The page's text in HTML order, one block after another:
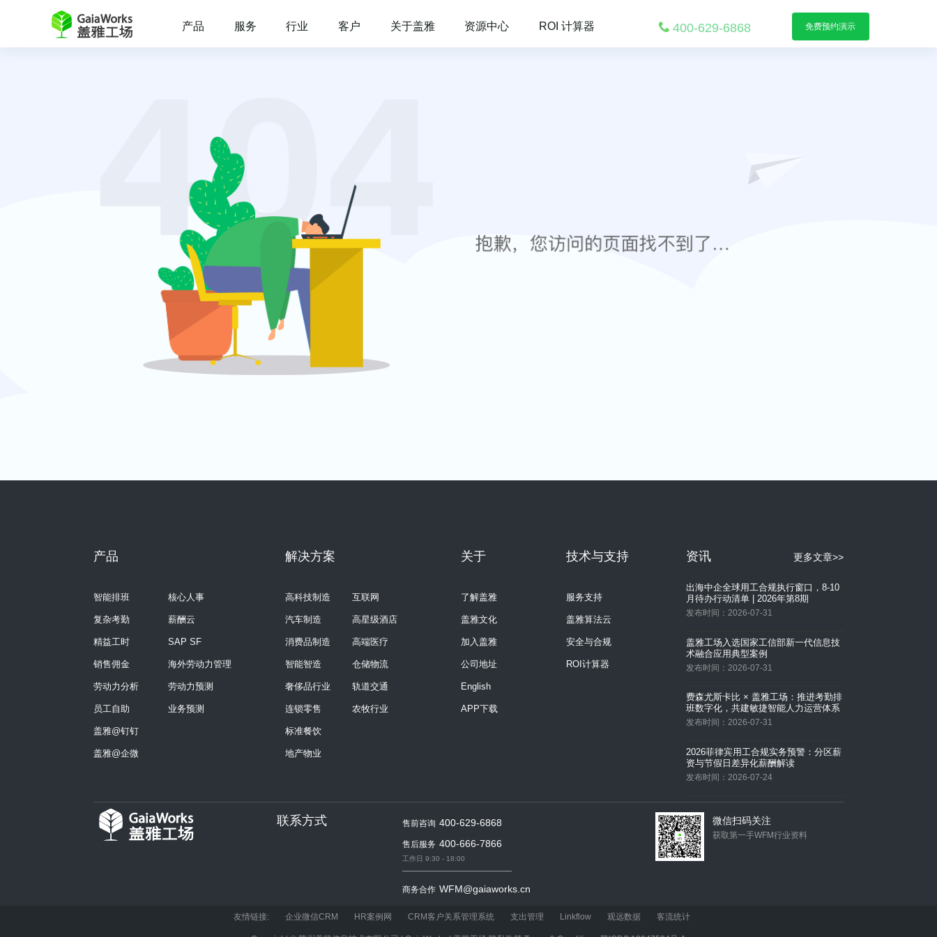
产品 服务 行业 客户 关于盖雅 资源中心 ROI 计算器 400-629-6868 免费预约演示
产品
智能排班
复杂考勤
精益工时
销售佣金
劳动力分析
员工自助
盖雅@钉钉
盖雅@企微
核心人事
薪酬云
SAP SF
海外劳动力管理
劳动力预测
业务预测
解决方案
高科技制造
汽车制造
消费品制造
智能智造
奢侈品行业
连锁零售
标准餐饮
地产物业
互联网
高星级酒店
高端医疗
仓储物流
轨道交通
农牧行业
关于
了解盖雅
盖雅文化
加入盖雅
公司地址
English
APP下载
技术与支持
服务支持
盖雅算法云
安全与合规
ROI计算器
资讯 更多文章>>
动识别用工类型并规避合规风险
发布时间：2026-07-14
发布时间：2026-07-31
出海中企全球用工合规执行窗口，8-10
月待办行动清单 | 2026年第8期
发布时间：2026-07-31
盖雅工场入选国家工信部新一代信息技
术融合应用典型案例
发布时间：2026-07-31
费森尤斯卡比 × 盖雅工场：推进考勤排
班数字化，共建敏捷智能人力运营体系
发布时间：2026-07-31
2026菲律宾用工合规实务预警：分区薪
资与节假日差异化薪酬解读
发布时间：2026-07-24
「业-人-财」数据里找人效黑洞？
发布时间：2026-07-24
再突破｜盖雅成功完成30万人规模系统
盖雅智能排班VS普通排班软件，究竟
联系方式 售前咨询 400-629-6868
售后服务 400-666-7866
工作日 9:30 - 18:00
商务合作 WFM@gaiaworks.cn
隐私保护 Privacy@gaiaworks.cn
微信扫码关注
获取第一手WFM行业资料
友情链接: 企业微信CRM HR案例网 CRM客户关系管理系统 支出管理 Linkflow 观远数据 客流统计